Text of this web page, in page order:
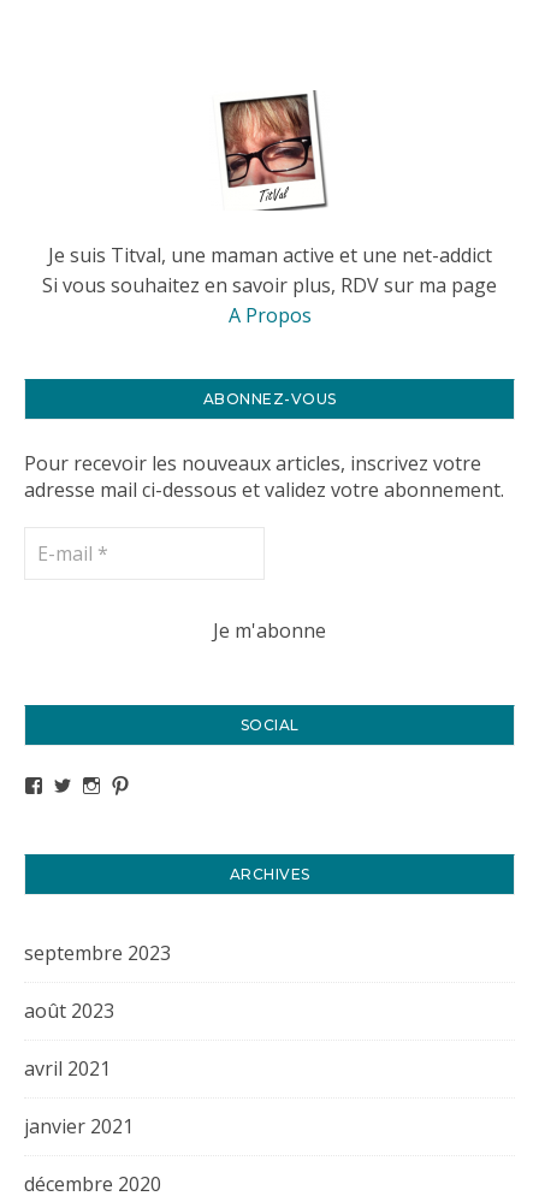
Je suis Titval, une maman active et une net-addict
Si vous souhaitez en savoir plus, RDV sur ma page
A Propos
ABONNEZ-VOUS
Pour recevoir les nouveaux articles, inscrivez votre
adresse mail ci-dessous et validez votre abonnement.
SOCIAL
Voir le profil de titval35 sur Facebook
Voir le profil de titval35 sur Twitter
Voir le profil de titval35 sur Instagram
ARCHIVES
septembre 2023
août 2023
avril 2021
janvier 2021
décembre 2020